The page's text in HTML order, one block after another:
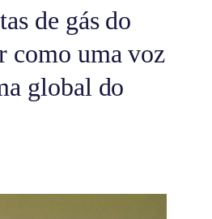
de gás do
como uma voz
global do